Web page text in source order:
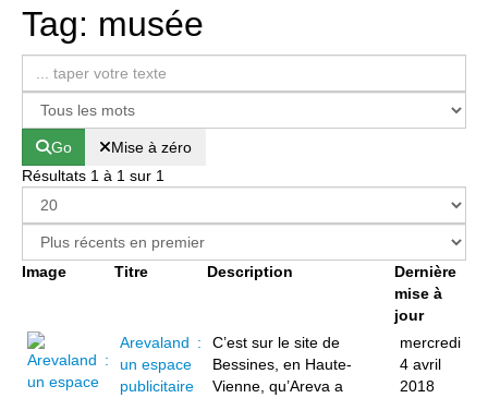
Tag: musée
Go
Mise à zéro
Résultats 1 à 1 sur 1
Image Titre Description
Dernière
mise à
jour
Arevaland :
un espace
publicitaire
C’est sur le site de
Bessines, en Haute-
Vienne, qu’Areva a
mercredi
4 avril
2018